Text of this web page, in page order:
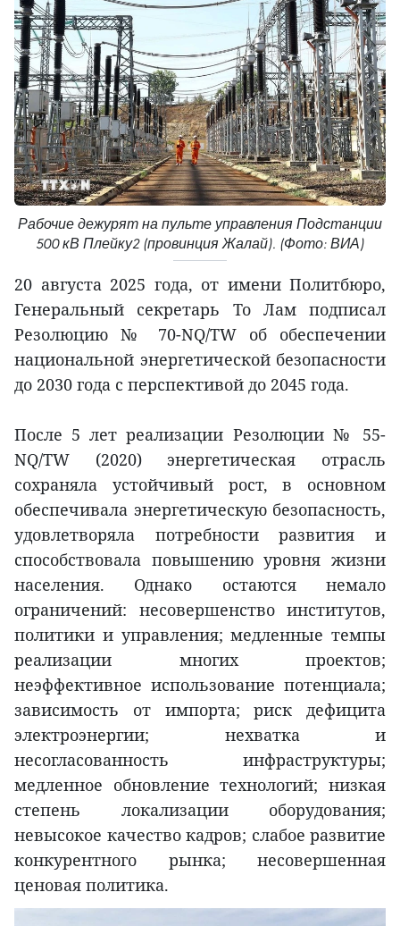
Рабочие дежурят на пульте управления Подстанции
500 кВ Плейку2 (провинция Жалай). (Фото: ВИА)
20 августа 2025 года, от имени Политбюро,
Генеральный секретарь То Лам подписал
Резолюцию № 70-NQ/TW об обеспечении
национальной энергетической безопасности
до 2030 года с перспективой до 2045 года.
После 5 лет реализации Резолюции № 55-
NQ/TW (2020) энергетическая отрасль
сохраняла устойчивый рост, в основном
обеспечивала энергетическую безопасность,
удовлетворяла потребности развития и
способствовала повышению уровня жизни
населения. Однако остаются немало
ограничений: несовершенство институтов,
политики и управления; медленные темпы
реализации многих проектов;
неэффективное использование потенциала;
зависимость от импорта; риск дефицита
электроэнергии; нехватка и
несогласованность инфраструктуры;
медленное обновление технологий; низкая
степень локализации оборудования;
невысокое качество кадров; слабое развитие
конкурентного рынка; несовершенная
ценовая политика.